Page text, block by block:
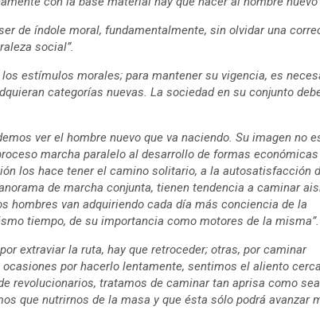
de índole moral, fundamentalmente, sin olvidar una
social”.
estímulos morales; para mantener su vigencia, es
categorías nuevas. La sociedad en su conjunto
ver el hombre nuevo que va naciendo. Su imagen no
marcha paralelo al desarrollo de formas económicas
los hace tener el camino solitario, a la autosatisfacción
de marcha conjunta, tienen tendencia a caminar
hombres van adquiriendo cada día más conciencia de la
tiempo, de su importancia como motores de la misma”.
extraviar la ruta, hay que retroceder; otras, por caminar
por hacerlo lentamente, sentimos el aliento
revolucionarios, tratamos de caminar tan aprisa como sea
que nutrirnos de la masa y que ésta sólo podrá avanzar